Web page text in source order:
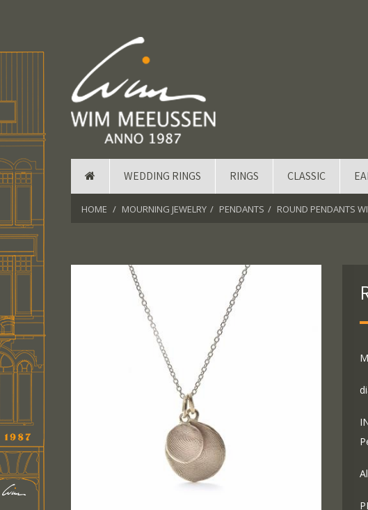
WEDDING RINGS RINGS CLASSIC
HOME MOURNING JEWELRY PENDANTS ROUND PENDANTS